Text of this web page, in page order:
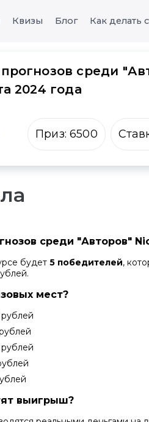
Квизы Блог Как делать
среди
2024 года
Приз:6500
среди "Авторов"
будет 5 победителей,
мест?
выигрыш?